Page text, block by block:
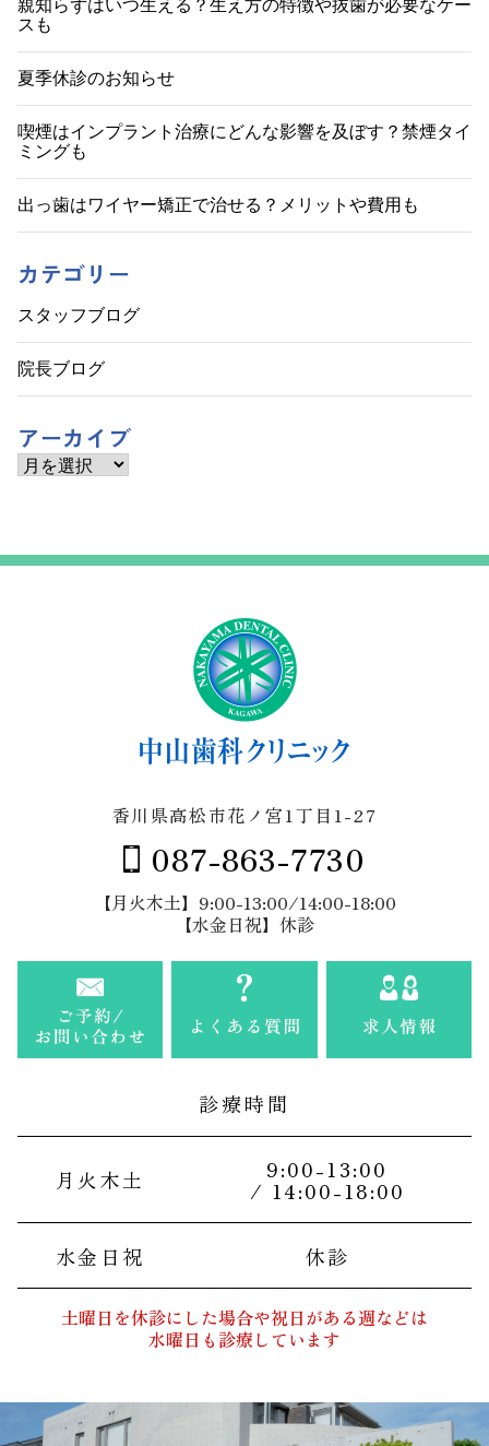
ー
シ
ョ
ン
親知らずはいつ生える？生え方の特徴や抜歯が必要なケー
スも
夏季休診のお知らせ
喫煙はインプラント治療にどんな影響を及ぼす？禁煙タイ
ミングも
出っ歯はワイヤー矯正で治せる？メリットや費用も
カテゴリー
スタッフブログ
院長ブログ
アーカイブ
ア
ー
香川県高松市花ノ宮1丁目1-27
087-863-7730
【月火木土】9:00-13:00/14:00-18:00
【水金日祝】休診
診療時間
月火木土 9:00-13:00
/ 14:00-18:00
水金日祝 休診
土曜日を休診にした場合や祝日がある週などは
水曜日も診療しています